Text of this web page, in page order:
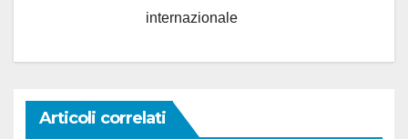
internazionale
Articoli correlati